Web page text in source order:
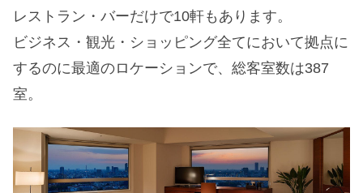
レストラン・バーだけで10軒もあります。
ビジネス・観光・ショッピング全てにおいて拠点に
するのに最適のロケーションで、総客室数は387
室。